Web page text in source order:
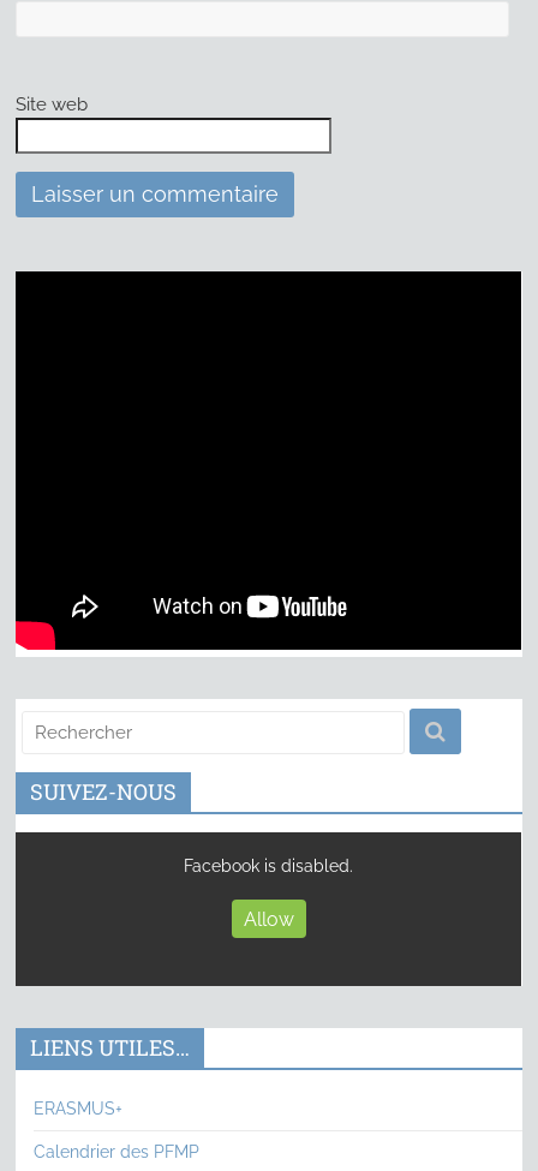
Site web
SUIVEZ-NOUS
Facebook is disabled.
Allow
LIENS UTILES…
ERASMUS+
Calendrier des PFMP